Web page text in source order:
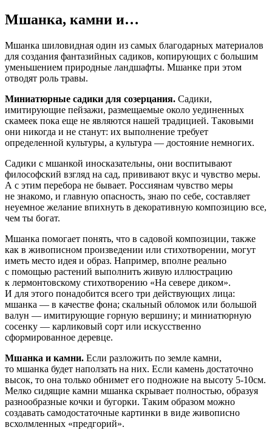
Мшанка, камни и…
Мшанка шиловидная один из самых благодарных материалов
для создания фантазийных садиков, копирующих с большим
уменьшением природные ландшафты. Мшанке при этом
отводят роль травы.
Миниатюрные садики для созерцания. Садики,
имитирующие пейзажи, размещаемые около уединенных
скамеек пока еще не являются нашей традицией. Таковыми
они никогда и не станут: их выполнение требует
определенной культуры, а культура — достояние немногих.
Садики с мшанкой иносказательны, они воспитывают
философский взгляд на сад, прививают вкус и чувство меры.
А с этим перебора не бывает. Россиянам чувство меры
не знакомо, и главную опасность, знаю по себе, составляет
неуемное желание впихнуть в декоративную композицию все,
чем ты богат.
Мшанка помогает понять, что в садовой композиции, также
как в живописном произведении или стихотворении, могут
иметь место идея и образ. Например, вполне реально
с помощью растений выполнить живую иллюстрацию
к лермонтовскому стихотворению «На севере диком».
И для этого понадобится всего три действующих лица:
мшанка — в качестве фона; скальный обломок или большой
валун — имитирующие горную вершину; и миниатюрную
сосенку — карликовый сорт или искусственно
сформированное деревце.
Мшанка и камни. Если разложить по земле камни,
то мшанка будет наползать на них. Если камень достаточно
высок, то она только обнимет его подножие на высоту 5-10см.
Мелко сидящие камни мшанка скрывает полностью, образуя
разнообразные кочки и бугорки. Таким образом можно
создавать самодостаточные картинки в виде живописно
всхолмленных «предгорий».